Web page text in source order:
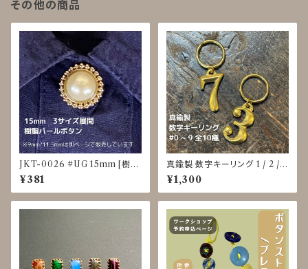
その他の商品
JKT-0026 #UG 15mm [樹脂
パール] [裏足ボタン]
¥381
真鍮製 数字キーリング 1 / 2 / 3
/ 4 / 5 / 6 / 7 / 8 / 9 / 0
¥1,300